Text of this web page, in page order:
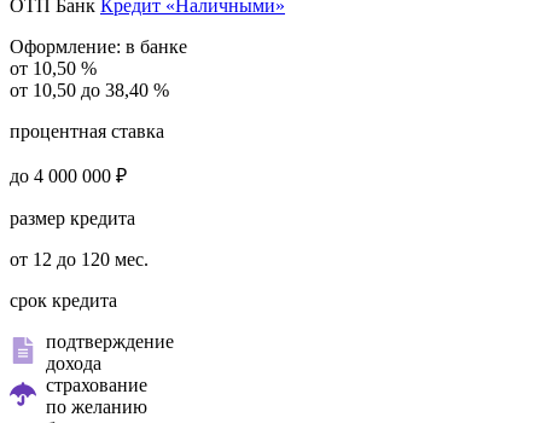
ОТП Банк Кредит «Наличными»
Оформление: в банке
от 10,50 %
от 10,50 до 38,40 %
процентная ставка
до 4 000 000 ₽
размер кредита
от 12 до 120 мес.
срок кредита
подтверждение
дохода
страхование
по желанию